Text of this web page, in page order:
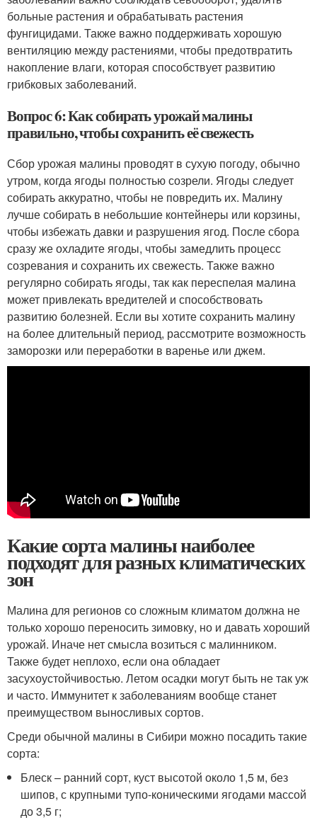
больные растения и обрабатывать растения
фунгицидами. Также важно поддерживать хорошую
вентиляцию между растениями, чтобы предотвратить
накопление влаги, которая способствует развитию
грибковых заболеваний.
Вопрос 6: Как собирать урожай малины
правильно, чтобы сохранить её свежесть
Сбор урожая малины проводят в сухую погоду, обычно
утром, когда ягоды полностью созрели. Ягоды следует
собирать аккуратно, чтобы не повредить их. Малину
лучше собирать в небольшие контейнеры или корзины,
чтобы избежать давки и разрушения ягод. После сбора
сразу же охладите ягоды, чтобы замедлить процесс
созревания и сохранить их свежесть. Также важно
регулярно собирать ягоды, так как переспелая малина
может привлекать вредителей и способствовать
развитию болезней. Если вы хотите сохранить малину
на более длительный период, рассмотрите возможность
заморозки или переработки в варенье или джем.
Какие сорта малины наиболее
подходят для разных климатических
зон
Малина для регионов со сложным климатом должна не
только хорошо переносить зимовку, но и давать хороший
урожай. Иначе нет смысла возиться с малинником.
Также будет неплохо, если она обладает
засухоустойчивостью. Летом осадки могут быть не так уж
и часто. Иммунитет к заболеваниям вообще станет
преимуществом выносливых сортов.
Среди обычной малины в Сибири можно посадить такие
сорта:
Блеск – ранний сорт, куст высотой около 1,5 м, без
шипов, с крупными тупо-коническими ягодами массой
до 3,5 г;